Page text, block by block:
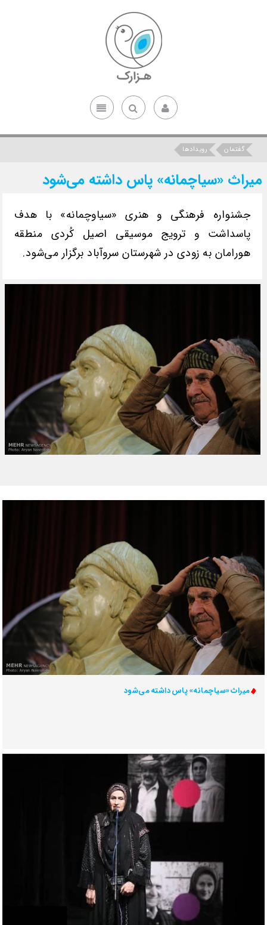
گفتمان رویدادها
میراث «سیاچمانه» پاس داشته می‌شود
جشنواره فرهنگی و هنری «سیاوچمانه» با هدف
پاسداشت و ترویج موسیقی اصیل کُردی منطقه
هورامان‌ به زودی در شهرستان سروآباد برگزار می‌شود.
میراث «سیاچمانه» پاس داشته می‌شود